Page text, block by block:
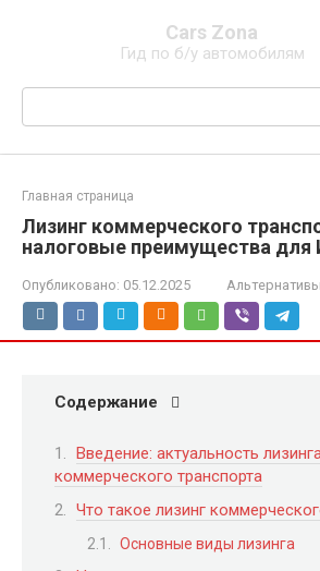
Cars Zona
Гид по б/у автомобилям
Поиск:
Главная страница
Лизинг коммерческого
налоговые преимущества
Опубликовано: 05.12.2025
Содержание
Введение: актуальность лизинга
коммерческого транспорта
Что такое лизинг
Основные виды лизинга